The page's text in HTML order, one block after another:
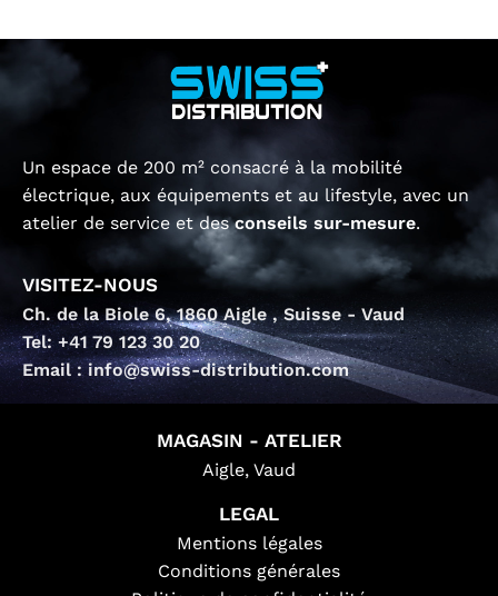
Un espace de 200 m² consacré à la mobilité
électrique, aux équipements et au lifestyle, avec un
atelier de service et desconseils sur-mesure.
VISITEZ-NOUS
Ch. de la Biole 6, 1860 Aigle , Suisse - Vaud
Tel: +41 79 123 30 20
Email : info@swiss-distribution.com
MAGASIN - ATELIER
Aigle, Vaud
LEGAL
Mentions légales
Conditions générales